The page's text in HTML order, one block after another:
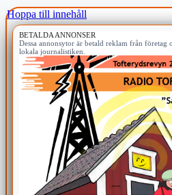
Hoppa till innehåll
BETALDA ANNONSER
Dessa annonsytor är betald reklam från företag
lokala journalistiken.